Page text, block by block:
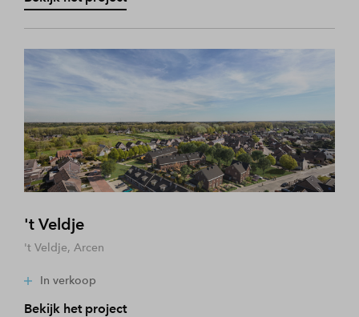
't Veldje
't Veldje, Arcen
In verkoop
Bekijk het project